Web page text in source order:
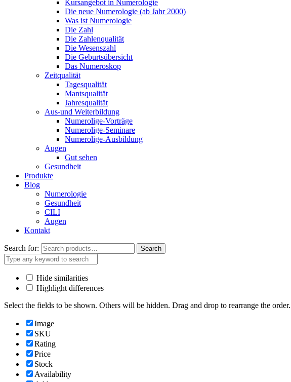
Kursangebot in Numerologie
Die neue Numerologie (ab Jahr 2000)
Was ist Numerologie
Die Zahl
Die Zahlenqualität
Die Wesenszahl
Die Geburtsübersicht
Das Numeroskop
Zeitqualität
Tagesqualität
Mantsqualität
Jahresqualität
Aus-und Weiterbildung
Numerolige-Vorträge
Numerolige-Seminare
Numerolige-Ausbildung
Augen
Gut sehen
Gesundheit
Produkte
Blog
Numerologie
Gesundheit
CILI
Augen
Kontakt
Search for: Search
Hide similarities
Highlight differences
Select the fields to be shown. Others will be hidden. Drag and drop to rearrange the order.
Image
SKU
Rating
Price
Stock
Availability